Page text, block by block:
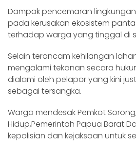
Dampak pencemaran
pada kerusakan ekosistem
terhadap warga yang tinggal di
Selain terancam kehilangan
mengalami tekanan secara
dialami oleh pelapor yang kini
sebagai tersangka.
Warga mendesak Pemkot
Hidup,Pemerintah Papua Barat
kepolisian dan kejaksaan untuk